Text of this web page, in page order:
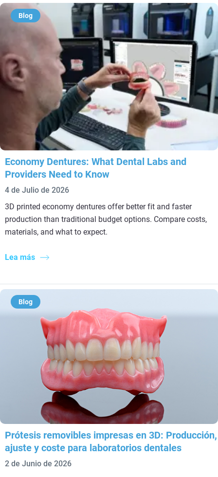
Blog
Economy Dentures: What Dental Labs and
Providers Need to Know
4 de Julio de 2026
3D printed economy dentures offer better fit and faster
production than traditional budget options. Compare costs,
materials, and what to expect.
Lea más
Blog
Prótesis removibles impresas en 3D: Producción,
ajuste y coste para laboratorios dentales
2 de Junio de 2026